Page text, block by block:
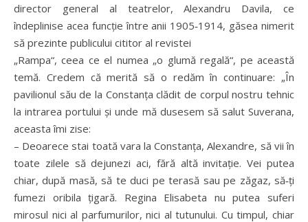
director general al teatrelor, Alexandru Davila, ce
îndeplinise acea funcție între anii 1905‑1914, găsea nimerit
să prezinte publicului cititor al revistei
„Rampa“, ceea ce el numea „o glumă regală“, pe această
temă. Credem că merită să o redăm în continuare: „În
pavilionul său de la Constanța clădit de corpul nostru tehnic
la intrarea portului și unde mă dusesem să salut Suverana,
aceasta îmi zise:
– Deoarece stai toată vara la Constanța, Alexandre, să vii în
toate zilele să dejunezi aci, fără altă invitație. Vei putea
chiar, după masă, să te duci pe terasă sau pe zăgaz, să‑ți
fumezi oribila țigară. Regina Elisabeta nu putea suferi
mirosul nici al parfumurilor, nici al tutunului. Cu timpul, chiar